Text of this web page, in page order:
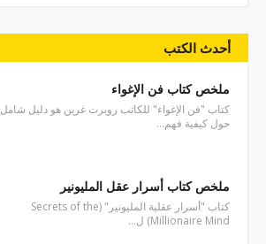
أحدث الكتب
ملخص كتاب فن الإغواء
كتاب "فن الإغواء" للكاتب روبرت غرين هو دليل شامل
حول كيفية فهم…
ملخص كتاب أسرار عقل المليونير
كتاب "أسرار عقلية المليونير" (Secrets of the
Millionaire Mind) ل…